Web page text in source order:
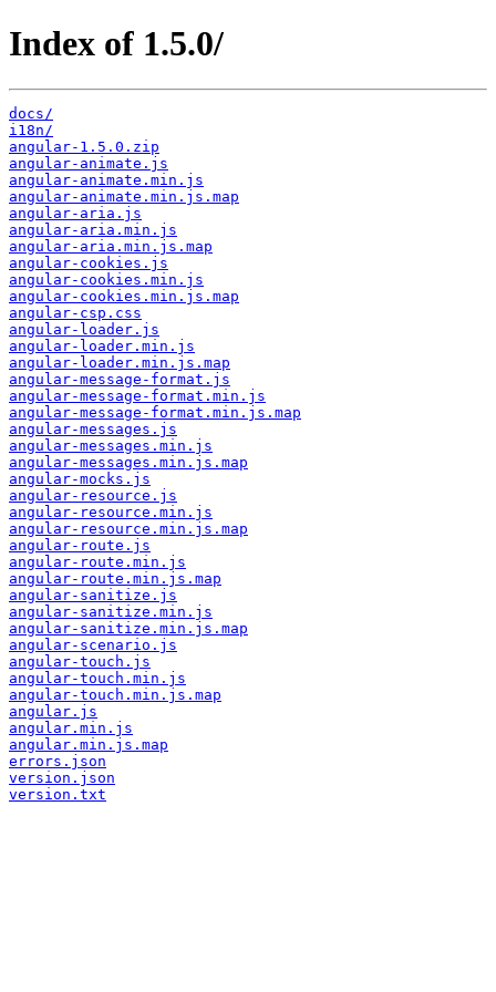
Index of 1.5.0/
docs/
i18n/
angular-1.5.0.zip
angular-animate.js
angular-animate.min.js
angular-animate.min.js.map
angular-aria.js
angular-aria.min.js
angular-aria.min.js.map
angular-cookies.js
angular-cookies.min.js
angular-cookies.min.js.map
angular-csp.css
angular-loader.js
angular-loader.min.js
angular-loader.min.js.map
angular-message-format.js
angular-message-format.min.js
angular-message-format.min.js.map
angular-messages.js
angular-messages.min.js
angular-messages.min.js.map
angular-mocks.js
angular-resource.js
angular-resource.min.js
angular-resource.min.js.map
angular-route.js
angular-route.min.js
angular-route.min.js.map
angular-sanitize.js
angular-sanitize.min.js
angular-sanitize.min.js.map
angular-scenario.js
angular-touch.js
angular-touch.min.js
angular-touch.min.js.map
angular.js
angular.min.js
angular.min.js.map
errors.json
version.json
version.txt